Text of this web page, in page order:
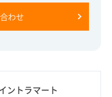
わせ
ントラマート